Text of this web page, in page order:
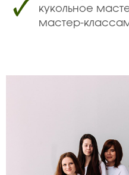
кукольное
мастер-